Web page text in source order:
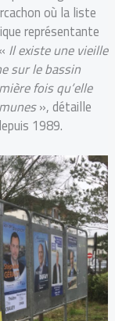
où la liste
représentante
Il existe une vieille
sur le bassin
foisqu’elle
», détaille
1989.